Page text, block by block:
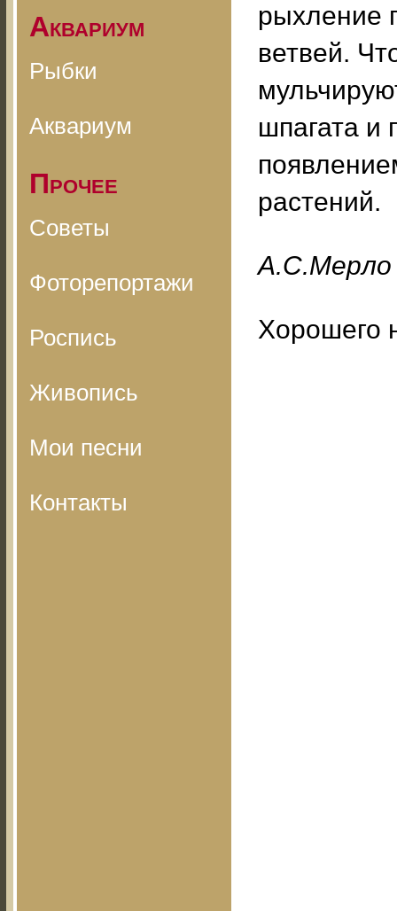
Аквариум
Рыбки
Аквариум
Прочее
Советы
Фоторепортажи
Роспись
Живопись
Мои песни
Контакты
рыхление
ветвей.
шпагата и
растений.
A.C.Mepлo
Хорошего